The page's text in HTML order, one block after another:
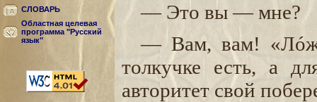
СЛОВАРЬ
Областная целевая
программа "Русский
язык"
— Это вы — мне?
— Вам, вам!
толкучке есть, а
авторитет свой